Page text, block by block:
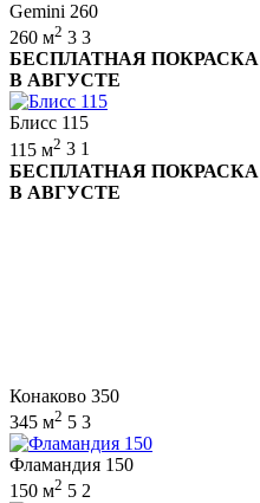
Gemini 260
260 м2 3 3
БЕСПЛАТНАЯ ПОКРАСКА
В АВГУСТЕ
Блисс 115
115 м2 3 1
БЕСПЛАТНАЯ ПОКРАСКА
В АВГУСТЕ
Конаково 350
345 м2 5 3
Фламандия 150
150 м2 5 2